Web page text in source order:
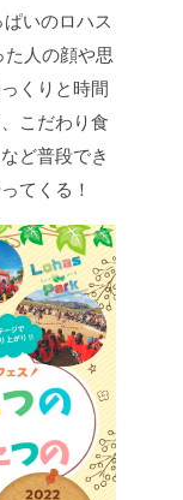
いのロハス
た人の顔や思
くりと時間
こだわり食
ど普段でき
てくる！